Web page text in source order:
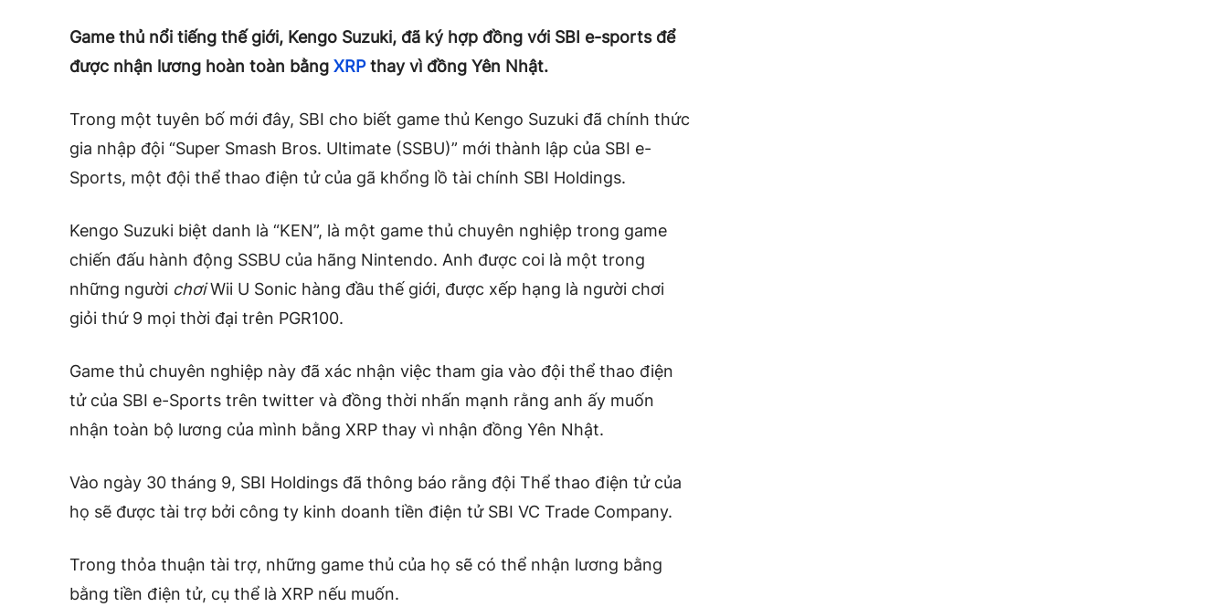
Game thủ nổi tiếng thế giới, Kengo Suzuki, đã ký hợp đồng với SBI e-sports để
được nhận lương hoàn toàn bằng XRPthay vì đồng Yên Nhật.
Trong một tuyên bố mới đây, SBI cho biết game thủ Kengo Suzuki đã chính thức
gia nhập đội “Super Smash Bros. Ultimate (SSBU)” mới thành lập của SBI e-
Sports, một đội thể thao điện tử của gã khổng lồ tài chính SBI Holdings.
Kengo Suzuki biệt danh là “KEN”, là một game thủ chuyên nghiệp trong game
chiến đấu hành động SSBU của hãng Nintendo. Anh được coi là một trong
những người chơiWii U Sonic hàng đầu thế giới, được xếp hạng là người chơi
giỏi thứ 9 mọi thời đại trên PGR100.
Game thủ chuyên nghiệp này đã xác nhận việc tham gia vào đội thể thao điện
tử của SBI e-Sports trên twitter và đồng thời nhấn mạnh rằng anh ấy muốn
nhận toàn bộ lương của mình bằng XRP thay vì nhận đồng Yên Nhật.
Vào ngày 30 tháng 9, SBI Holdings đã thông báo rằng đội Thể thao điện tử của
họ sẽ được tài trợ bởi công ty kinh doanh tiền điện tử SBI VC Trade Company.
Trong thỏa thuận tài trợ, những game thủ của họ sẽ có thể nhận lương bằng
bằng tiền điện tử, cụ thể là XRP nếu muốn.